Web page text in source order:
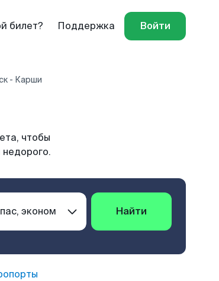
билет? Поддержка Войти
- Карши
чтобы
Найти